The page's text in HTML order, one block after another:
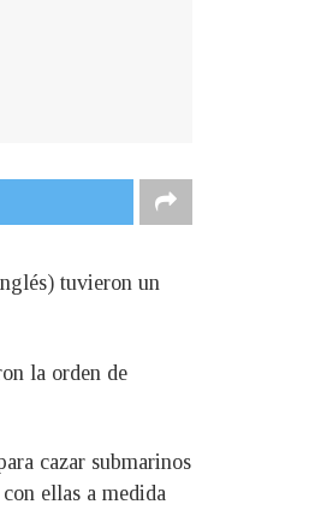
tuvieron un
la orden de
cazar submarinos
ellas a medida